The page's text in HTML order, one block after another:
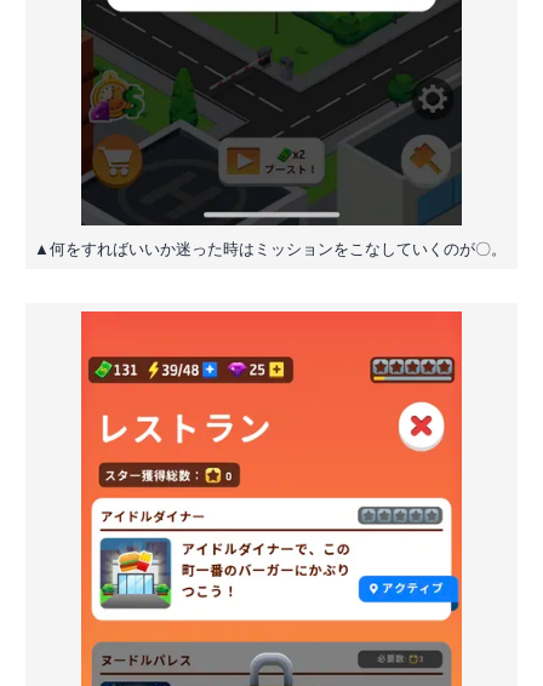
▲何をすればいいか迷った時はミッションをこなしていくのが〇。